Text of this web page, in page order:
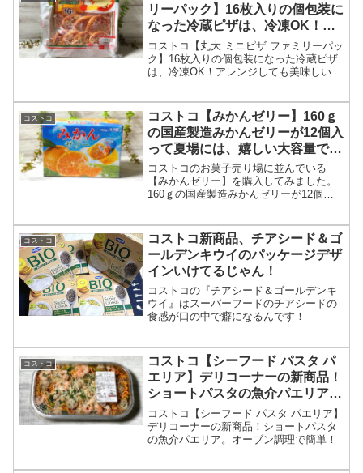
リーパック】16枚入りの個包装に
なった冷蔵ピザは、冷凍OK！ア
レンジしても美味しいです。
コストコ【丸大 ミニピザ ファミリーパッ
ク】16枚入りの個包装になった冷蔵ピザ
は、冷凍OK！アレンジしても美味しいで
コストコ
コストコ【みかんゼリー】160ｇ
の国産製造みかんゼリーが12個入
って夏場には、嬉しい大容量で
す。
コストコのお菓子売り場に並んでいる
【みかんゼリー】を購入してみました。
160ｇの国産製造みかんゼリーが12個入
コストコ
コストコ新商品、チアシード＆ゴ
ールデンキウイのパッケージデザ
インいけてるじゃん！
コストコの『チアシード＆ゴールデンキ
ウイ』はスーパーフードのチアシードの
食感が口の中で癖になるんです！
コストコ
コストコ【シーフード パスタ パ
エリア】デリコーナーの新商品！
ショートパスタの魚介パエリア。
オーブン調理で簡単！
コストコ【シーフード パスタ パエリア】
デリコーナーの新商品！ショートパスタ
の魚介パエリア。オーブン調理で簡単！